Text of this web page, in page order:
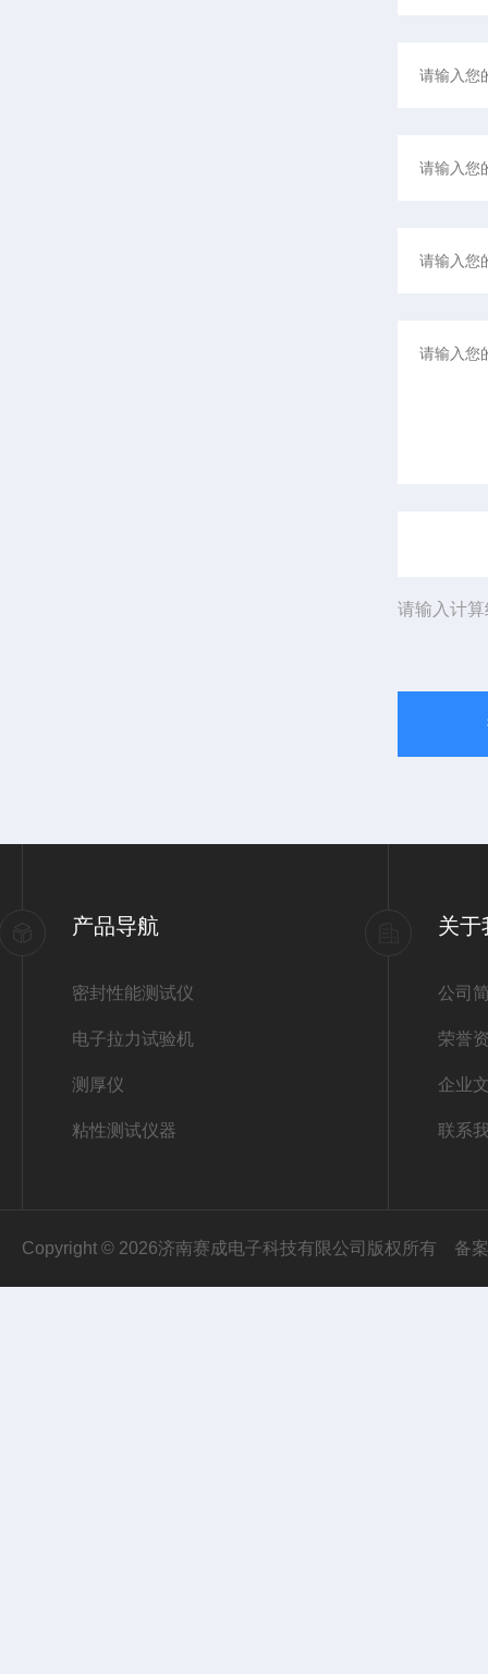
请输入计
产品导航
密封性能测试仪
电子拉力试验机
测厚仪
粘性测试仪器
关于
公司
荣誉
企业
联系
Copyright © 2026济南赛成电子科技有限公司版权所有 备